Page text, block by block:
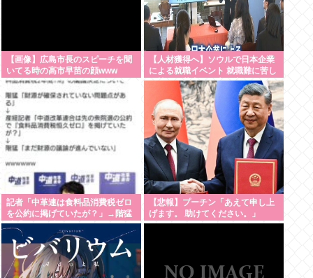
【画像】広島市長のスピーチを聞
いてる時の高市早苗の顔www
【人材獲得へ】ソウルで日本企業
による就職イベント 就職難に苦し
む韓国の若者が日本に注目
記者「中革連は食料品消費税ゼロ
を公約に掲げていたが？」→階猛
氏「それは財源確保という条件付
き」
【悲報】プーチン「あえて申し上
げます。 助けてください。」